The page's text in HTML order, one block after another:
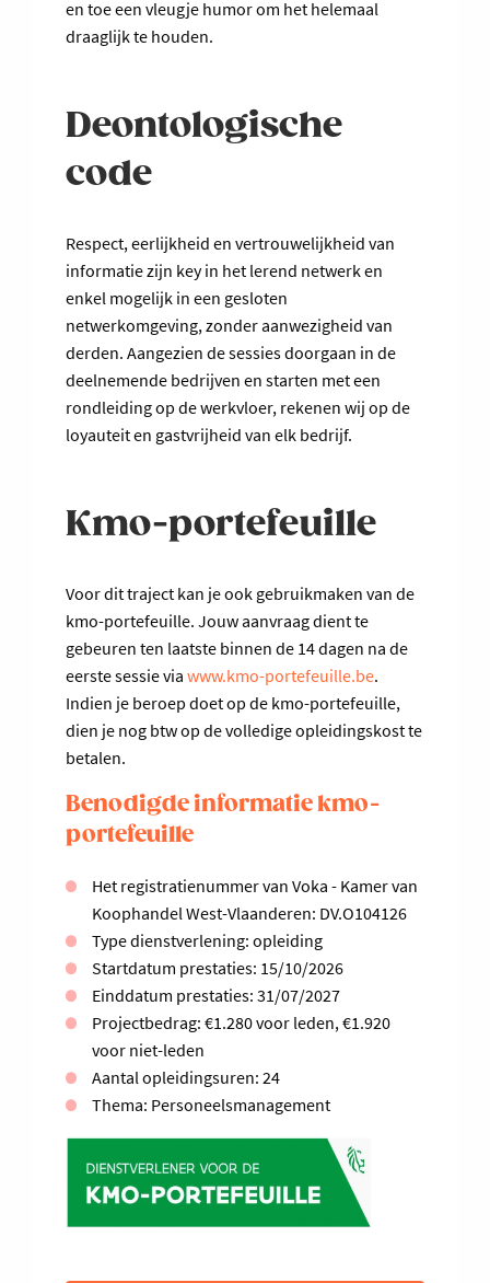
en toe een vleugje humor om het helemaal
draaglijk te houden.
Deontologische
code
Respect, eerlijkheid en vertrouwelijkheid van
informatie zijn key in het lerend netwerk en
enkel mogelijk in een gesloten
netwerkomgeving, zonder aanwezigheid van
derden. Aangezien de sessies doorgaan in de
deelnemende bedrijven en starten met een
rondleiding op de werkvloer, rekenen wij op de
loyauteit en gastvrijheid van elk bedrijf.
Kmo-portefeuille
Voor dit traject kan je ook gebruikmaken van de
kmo-portefeuille. Jouw aanvraag dient te
gebeuren ten laatste binnen de 14 dagen na de
eerste sessie via www.kmo-portefeuille.be.
Indien je beroep doet op de kmo-portefeuille,
dien je nog btw op de volledige opleidingskost te
betalen.
Benodigde informatie kmo-
portefeuille
Het registratienummer van Voka - Kamer van
Koophandel West-Vlaanderen: DV.O104126
Type dienstverlening: opleiding
Startdatum prestaties: 15/10/2026
Einddatum prestaties: 31/07/2027
Projectbedrag: €1.280 voor leden, €1.920
voor niet-leden
Aantal opleidingsuren: 24
Thema: Personeelsmanagement